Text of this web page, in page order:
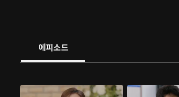
에피소드